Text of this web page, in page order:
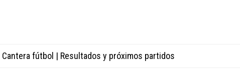
Cantera fútbol | Resultados y próximos partidos